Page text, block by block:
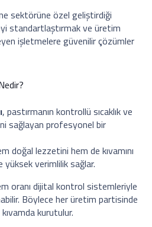
sektörüne özel geliştirdiği
standartlaştırmak ve üretim
işletmelere güvenilir çözümler
, pastırmanın kontrollü sıcaklık ve
sağlayan profesyonel bir
doğal lezzetini hem de kıvamını
verimlilik sağlar.
oranı dijital kontrol sistemleriyle
Böylece her üretim partisinde
kurutulur.